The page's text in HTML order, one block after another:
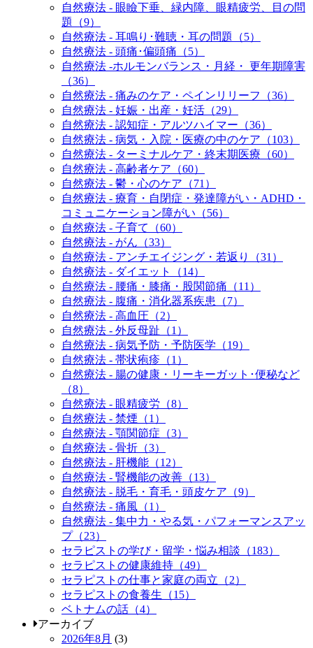
自然療法 - 眼瞼下垂、緑内障、眼精疲労、目の問
題（9）
自然療法 - 耳鳴り･難聴・耳の問題（5）
自然療法 - 頭痛･偏頭痛（5）
自然療法 -ホルモンバランス・月経・ 更年期障害
（36）
自然療法 - 痛みのケア・ペインリリーフ（36）
自然療法 - 妊娠・出産・妊活（29）
自然療法 - 認知症・アルツハイマー（36）
自然療法 - 病気・入院・医療の中のケア（103）
自然療法 - ターミナルケア・終末期医療（60）
自然療法 - 高齢者ケア（60）
自然療法 - 鬱・心のケア（71）
自然療法 - 療育・自閉症・発達障がい・ADHD・
コミュニケーション障がい（56）
自然療法 - 子育て（60）
自然療法 - がん（33）
自然療法 - アンチエイジング・若返り（31）
自然療法 - ダイエット（14）
自然療法 - 腰痛・膝痛・股関節痛（11）
自然療法 - 腹痛・消化器系疾患（7）
自然療法 - 高血圧（2）
自然療法 - 外反母趾（1）
自然療法 - 病気予防・予防医学（19）
自然療法 - 帯状疱疹（1）
自然療法 - 腸の健康・リーキーガット･便秘など
（8）
自然療法 - 眼精疲労（8）
自然療法 - 禁煙（1）
自然療法 - 顎関節症（3）
自然療法 - 骨折（3）
自然療法 - 肝機能（12）
自然療法 - 腎機能の改善（13）
自然療法 - 脱毛・育毛・頭皮ケア（9）
自然療法 - 痛風（1）
自然療法 - 集中力・やる気・パフォーマンスアッ
プ（23）
セラピストの学び・留学・悩み相談（183）
セラピストの健康維持（49）
セラピストの仕事と家庭の両立（2）
セラピストの食養生（15）
ベトナムの話（4）
アーカイブ
2026年8月 (3)